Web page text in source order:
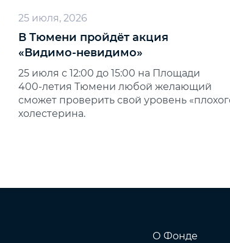
25 июля, 2026
В Тюмени пройдёт акция
«Видимо‑невидимо»
25 июля с 12:00 до 15:00 на Площади
400‑летия Тюмени любой желающий
сможет проверить свой уровень
холестерина.
О Фонде